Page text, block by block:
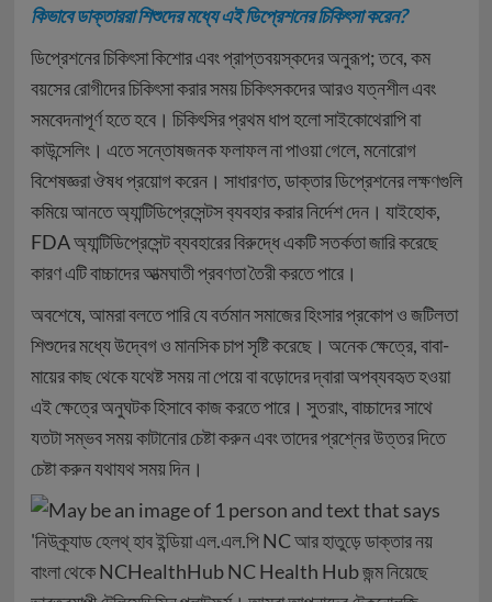
কিভাবে ডাক্তাররা শিশুদের মধ্যে এই ডিপ্রেশনের চিকিৎসা করেন?
ডিপ্রেশনের চিকিৎসা কিশোর এবং প্রাপ্তবয়স্কদের অনুরূপ; তবে, কম
বয়সের রোগীদের চিকিৎসা করার সময় চিকিৎসকদের আরও যত্নশীল এবং
সমবেদনাপূর্ণ হতে হবে। চিকিৎসির প্রথম ধাপ হলো সাইকোথেরাপি বা
কাউন্সেলিং। এতে সন্তোষজনক ফলাফল না পাওয়া গেলে, মনোরোগ
বিশেষজ্ঞরা ঔষধ প্রয়োগ করেন। সাধারণত, ডাক্তার ডিপ্রেশনের লক্ষণগুলি
কমিয়ে আনতে অ‍্যান্টিডিপ্রেসেন্টস ব‍্যবহার করার নির্দেশ দেন। যাইহোক,
FDA অ‍্যান্টিডিপ্রেসেন্ট ব্যবহারের বিরুদ্ধে একটি সতর্কতা জারি করেছে
কারণ এটি বাচ্চাদের আত্মঘাতী প্রবণতা তৈরী করতে পারে।
অবশেষে, আমরা বলতে পারি যে বর্তমান সমাজের হিংসার প্রকোপ ও জটিলতা
শিশুদের মধ্যে উদ্বেগ ও মানসিক চাপ সৃষ্টি করেছে। অনেক ক্ষেত্রে, বাবা-
মায়ের কাছ থেকে যথেষ্ট সময় না পেয়ে বা বড়োদের দ্বারা অপব্যবহৃত হওয়া
এই ক্ষেত্রে অনুঘটক হিসাবে কাজ করতে পারে। সুতরাং, বাচ্চাদের সাথে
যতটা সম্ভব সময় কাটানোর চেষ্টা করুন এবং তাদের প্রশ্নের উত্তর দিতে
চেষ্টা করুন যথাযথ সময় দিন।